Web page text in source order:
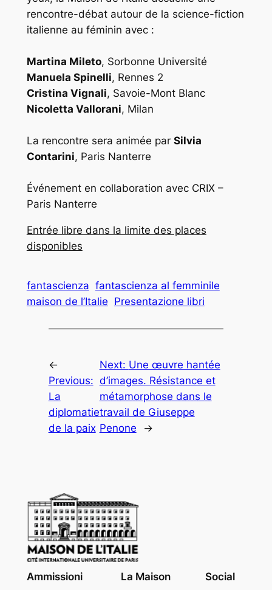
rencontre-débat autour de la science-fiction
italienne au féminin avec :
Martina Mileto, Sorbonne Université
Manuela Spinelli, Rennes 2
Cristina Vignali, Savoie-Mont Blanc
Nicoletta Vallorani, Milan
La rencontre sera animée par Silvia
Contarini, Paris Nanterre
Événement en collaboration avec CRIX –
Paris Nanterre
Entrée libre dans la limite des places
disponibles
fantascienza fantascienza al femminile
maison de l’Italie Presentazione libri
←
Previous:
La
diplomatie
de la paix
Next: Une œuvre hantée
d’images. Résistance et
métamorphose dans le
travail de Giuseppe
Penone
→
Ammissioni La Maison Social